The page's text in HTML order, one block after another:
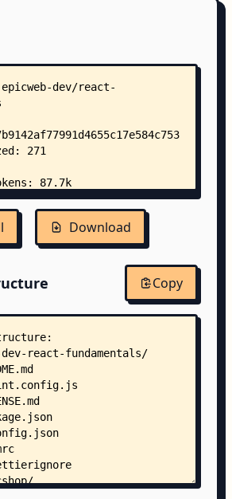
Download
Copy
dev-react-fundamentals/